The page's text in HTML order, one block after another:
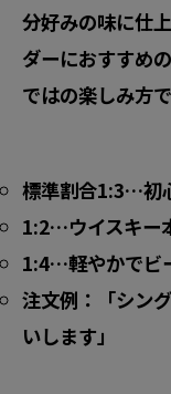
分好みの味に仕
ダーにおすすめ
ではの楽しみ方で
標準割合1:3…初
1:2…ウイスキー
1:4…軽やかでビ
注文例：「シン
いします」